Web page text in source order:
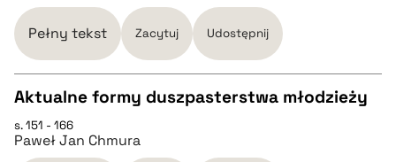
pobierz cytat
BIBTEX
pobierz cytat
Pełny tekst Zacytuj Udostępnij
CZYSTY TEKST
Aktualne formy duszpasterstwa młodzieży
s. 151 - 166
Paweł Jan Chmura